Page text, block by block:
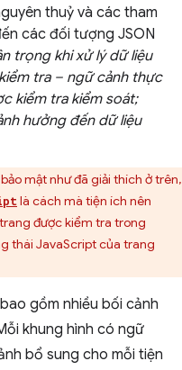
thuỷ và các tham
các đối tượng JSON
trọng khi xử lý dữ liệu
tra – ngữ cảnh thực
kiểm tra kiểm soát;
hưởng đến dữ liệu
mật như đã giải thích ở trên,
là cách mà tiện ích nên
được kiểm tra trong
thái JavaScript của trang
gồm nhiều bối cảnh
khung hình có ngữ
bổ sung cho mỗi tiện